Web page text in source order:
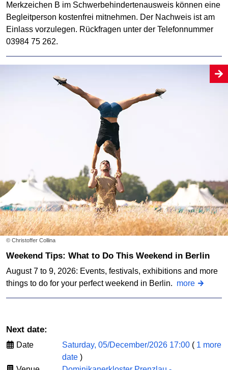
Merkzeichen B im Schwerbehindertenausweis können eine
Begleitperson kostenfrei mitnehmen. Der Nachweis ist am
Einlass vorzulegen. Rückfragen unter der Telefonnummer
03984 75 262.
© Christoffer Collina
Weekend Tips: What to Do This Weekend in Berlin
August 7 to 9, 2026: Events, festivals, exhibitions and more
things to do for your perfect weekend in Berlin. more
Next date:
Date Saturday, 05/December/2026 17:00 ( 1 more
date )